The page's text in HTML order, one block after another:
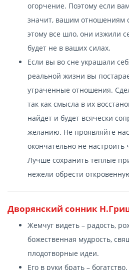
огорчение. Поэтому если
значит, вашим отношениям
этому все шло, они изжили
будет не в ваших силах.
Если вы во сне украшали
реальной жизни вы
утраченные отношения.
так как смысла в их
найдет и будет всячески
желанию. Не проявляйте
окончательно не настроить
Лучше сохранить теплые
нежели обрести
Дворянский сонник
Жемчуг видеть – радость,
божественная мудрость,
плодотворные идеи.
Его в руки брать – богатство.